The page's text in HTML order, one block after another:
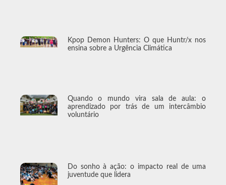
Kpop Demon Hunters: O que Huntr/x nos
ensina sobre a Urgência Climática
Quando o mundo vira sala de aula: o
aprendizado por trás de um intercâmbio
voluntário
Do sonho à ação: o impacto real de uma
juventude que lidera